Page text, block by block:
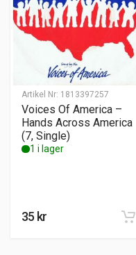
Artikel Nr: 1813397257
Voices Of America –
Hands Across America
(7, Single)
1 i lager
35 kr